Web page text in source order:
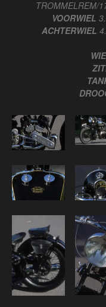
TROMMELREM/
VOORWIEL
ACHTERWIEL